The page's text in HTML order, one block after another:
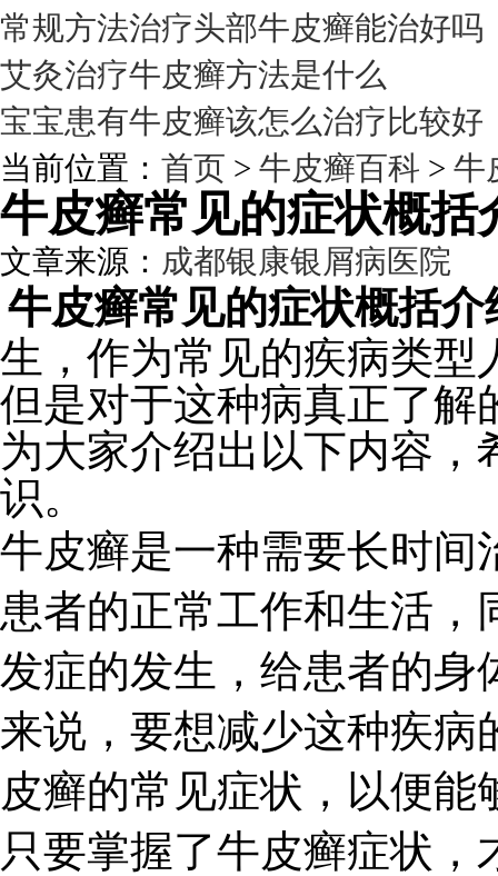
常规方法治疗头部牛皮癣能治好吗
艾灸治疗牛皮癣方法是什么
宝宝患有牛皮癣该怎么治疗比较好
当前位置： 首页 > 牛皮癣百科 > 牛
牛皮癣常见的症状概括
文章来源： 成都银康银屑病医院
牛皮癣常见的症状概括介
生，作为常见的疾病类型
但是对于这种病真正了解
为大家介绍出以下内容
识。
牛皮癣是一种需要长时间
患者的正常工作和生活
发症的发生，给患者的身
来说，要想减少这种疾病
皮癣的常见症状，以便能
只要掌握了牛皮癣症状